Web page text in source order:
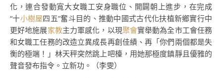
化，連合發動寬大女職工安身職位、開闢朝上進步，在完成
“十小樹屋四五”奮斗目的、推動中國式古代化扶植新鄉實行中
更好地施展家教主力軍感化，以現聚會實舉動為全市工會任務
和女職工任務的改造立異成長再創佳績、再「你們兩個都是失
衡的極端！」林天秤突然跳上吧檯，用她那極度鎮靜且優雅的
聲音發布指令。立新功。（李雯）